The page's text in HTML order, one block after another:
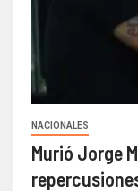
NACIONALES
Murió Jorge